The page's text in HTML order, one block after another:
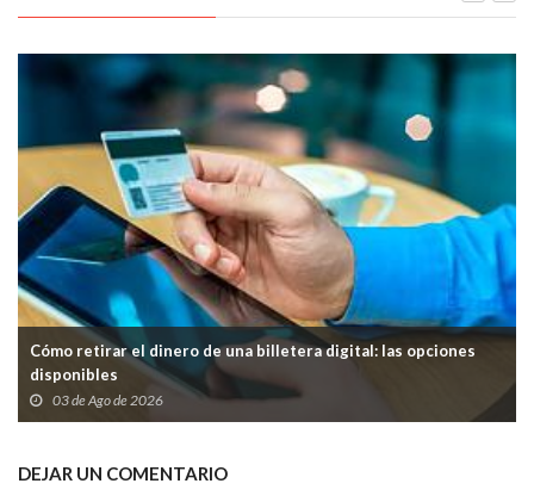
Cómo retirar el dinero de una billetera digital: las opciones
disponibles
03 de Ago de 2026
DEJAR UN COMENTARIO